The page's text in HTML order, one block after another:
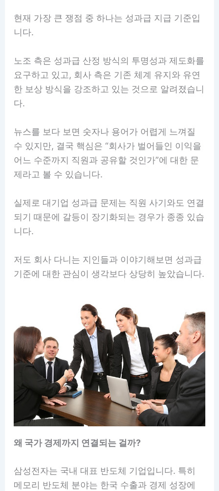
현재 가장 큰 쟁점 중 하나는 성과급 지급 기준입
니다.
노조 측은 성과급 산정 방식의 투명성과 제도화를
요구하고 있고, 회사 측은 기존 체계 유지와 유연
한 보상 방식을 강조하고 있는 것으로 알려졌습니
다.
뉴스를 보다 보면 숫자나 용어가 어렵게 느껴질
수 있지만, 결국 핵심은 “회사가 벌어들인 이익을
어느 수준까지 직원과 공유할 것인가”에 대한 문
제라고 볼 수 있습니다.
실제로 대기업 성과급 문제는 직원 사기와도 연결
되기 때문에 갈등이 장기화되는 경우가 종종 있습
니다.
저도 회사 다니는 지인들과 이야기해보면 성과급
기준에 대한 관심이 생각보다 상당히 높았습니다.
왜 국가 경제까지 연결되는 걸까?
삼성전자는 국내 대표 반도체 기업입니다. 특히
메모리 반도체 분야는 한국 수출과 경제 성장에